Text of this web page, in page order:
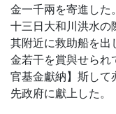
金一千兩を寄進した
十三日大和川洪水の
其附近に救助船を出
金若干を賞與せられ
官基金獻納】斯して
先政府に獻上した。